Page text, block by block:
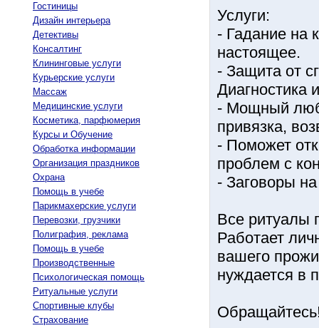
Гостиницы
Дизайн интерьера
Детективы
Консалтинг
Клининговые услуги
Курьерские услуги
Массаж
Медицинские услуги
Косметика, парфюмерия
Курсы и Обучение
Обработка информации
Организация праздников
Охрана
Помощь в учебе
Парикмахерские услуги
Перевозки, грузчики
Полиграфия, реклама
Помощь в учебе
Производственные
Психологическая помощь
Ритуальные услуги
Спортивные клубы
Страхование
Услуги:
- Гадание на
настоящее.
- Защита от
Диагностика
- Мощный
привязка,
- Поможет
проблем с
- Заговоры
Все ритуалы
Работает
вашего
нуждается в